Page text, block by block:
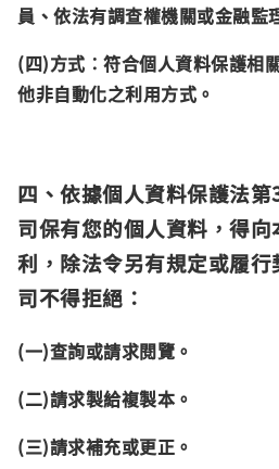
員、依法有調查權機關或金融監
(四)方式：符合個人資料保護相
他非自動化之利用方式。
四、依據個人資料保護法
司保有您的個人資料，得
利，除法令另有規定或履
司不得拒絕：
(一)查詢或請求閱覽。
(二)請求製給複製本。
(三)請求補充或更正。